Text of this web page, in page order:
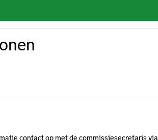
contact op met de commissiesecretaris via